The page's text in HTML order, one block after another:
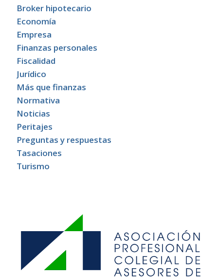
Broker hipotecario
Economía
Empresa
Finanzas personales
Fiscalidad
Jurídico
Más que finanzas
Normativa
Noticias
Peritajes
Preguntas y respuestas
Tasaciones
Turismo